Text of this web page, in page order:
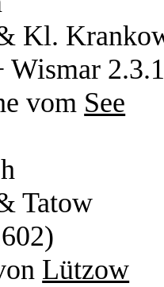
Kl.
Wismar
vom See
Tatow
Lützow